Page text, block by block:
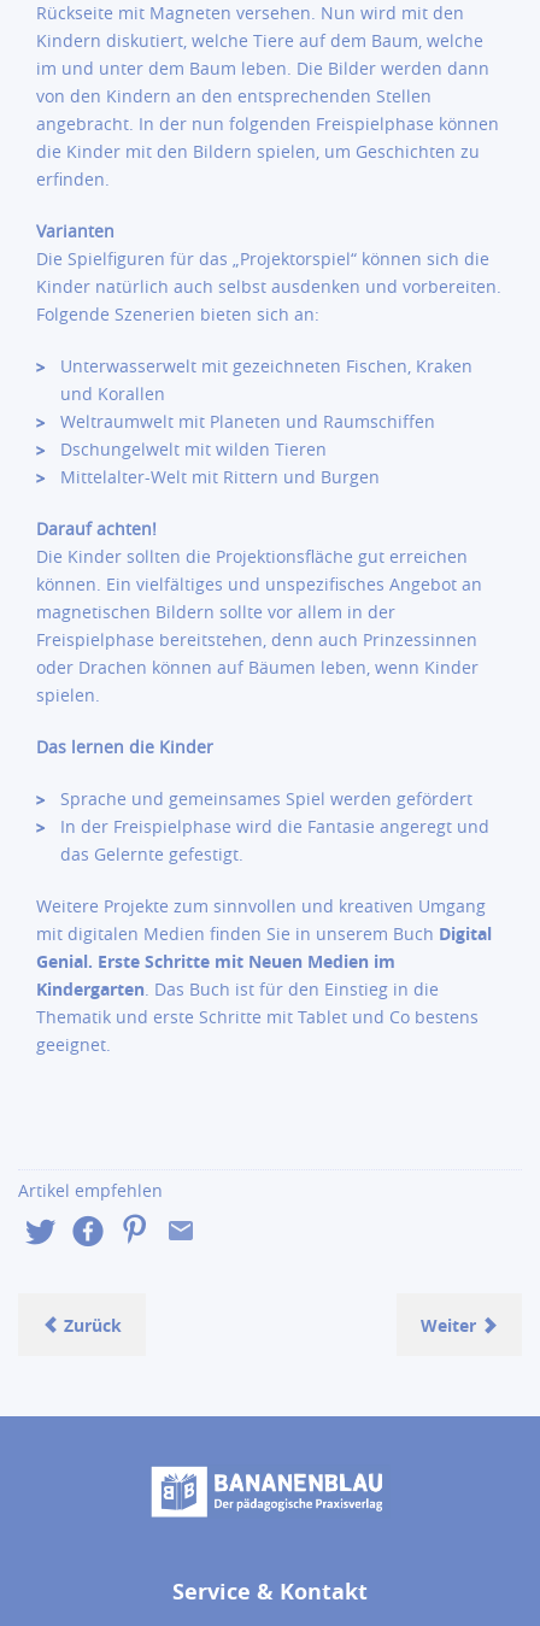
Rückseite mit Magneten versehen. Nun wird mit den
Kindern diskutiert, welche Tiere auf dem Baum, welche
im und unter dem Baum leben. Die Bilder werden dann
von den Kindern an den entsprechenden Stellen
angebracht. In der nun folgenden Freispielphase können
die Kinder mit den Bildern spielen, um Geschichten zu
erfinden.
Varianten
Die Spielfiguren für das „Projektorspiel“ können sich die
Kinder natürlich auch selbst ausdenken und vorbereiten.
Folgende Szenerien bieten sich an:
Unterwasserwelt mit gezeichneten Fischen, Kraken
und Korallen
Weltraumwelt mit Planeten und Raumschiffen
Dschungelwelt mit wilden Tieren
Mittelalter-Welt mit Rittern und Burgen
Darauf achten!
Die Kinder sollten die Projektionsfläche gut erreichen
können. Ein vielfältiges und unspezifisches Angebot an
magnetischen Bildern sollte vor allem in der
Freispielphase bereitstehen, denn auch Prinzessinnen
oder Drachen können auf Bäumen leben, wenn Kinder
spielen.
Das lernen die Kinder
Sprache und gemeinsames Spiel werden gefördert
In der Freispielphase wird die Fantasie angeregt und
das Gelernte gefestigt.
Weitere Projekte zum sinnvollen und kreativen Umgang
mit digitalen Medien finden Sie in unserem Buch Digital
Genial. Erste Schritte mit Neuen Medien im
Kindergarten. Das Buch ist für den Einstieg in die
Thematik und erste Schritte mit Tablet und Co bestens
geeignet.
Artikel empfehlen
Zurück Weiter
Service & Kontakt